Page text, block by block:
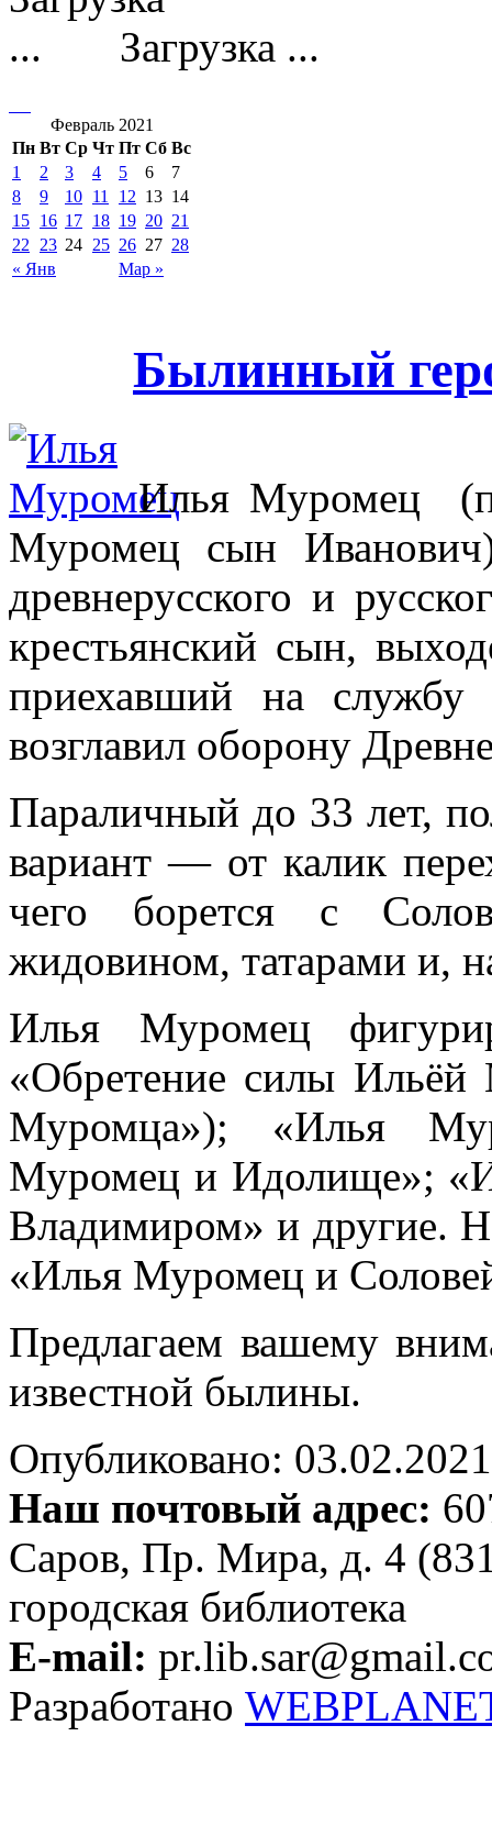
Загрузка ...
Февраль 2021
Пн Вт Ср Чт Пт Сб Вс
« Янв Мар »
1 2 3 4 5 6
7
8
9 10 11 12 13 14
15 16 17 18 19 20 21
22
23 24 25 26 27 28
Былинный
Илья Муромец
Муромец сын
древнерусского и
крестьянский сын,
приехавший на
возглавил оборону
Параличный до 33 лет,
вариант — от калик
чего борется с
жидовином, татарами и,
Илья Муромец
«Обретение силы
Муромца»); «Илья
Муромец и Идолище»;
Владимиром» и другие.
«Илья Муромец и
Предлагаем вашему
известной былины.
Опубликовано:
Наш почтовый адрес:
Саров, Пр. Мира, д. 4
городская библиотека
E-mail:
Разработано